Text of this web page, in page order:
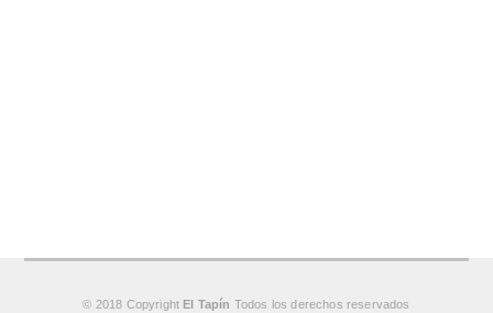
© 2018 Copyright El Tapín Todos los derechos reservados